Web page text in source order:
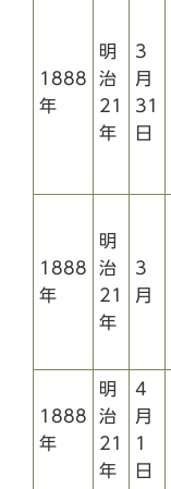
1888
年
明
治
21
年
3
月
31
日
1888
年
明
治
21
年
3
月
1888
年
明
治
21
年
4
月
1
日